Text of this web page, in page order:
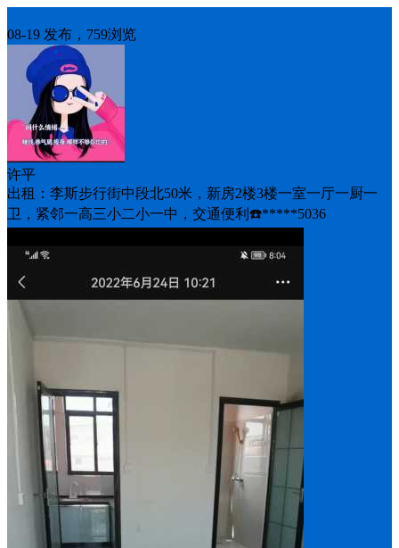
08-19 发布，759浏览
许平
出租：李斯步行街中段北50米，新房2楼3楼一室一厅一厨一
卫，紧邻一高三小二小一中，交通便利☎️*****5036